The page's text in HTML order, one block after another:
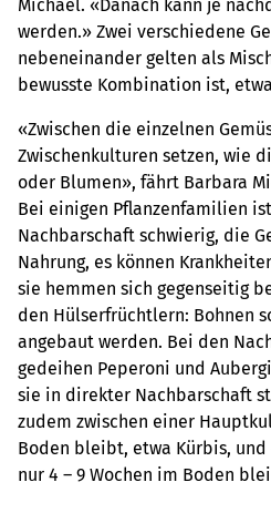
Michael. «Danach kann je
werden.» Zwei verschiedene
nebeneinander gelten als
bewusste Kombination ist,
«Zwischen die einzelnen
Zwischenkulturen setzen, wie
oder Blumen», fährt Barbara
Bei einigen Pflanzenfamilien
Nachbarschaft schwierig, die
Nahrung, es können
sie hemmen sich gegenseitig
den Hülserfrüchtlern: Bohnen
angebaut werden. Bei den
gedeihen Peperoni und
sie in direkter Nachbarschaft
zudem zwischen einer
Boden bleibt, etwa Kürbis,
nur 4 – 9 Wochen im Boden